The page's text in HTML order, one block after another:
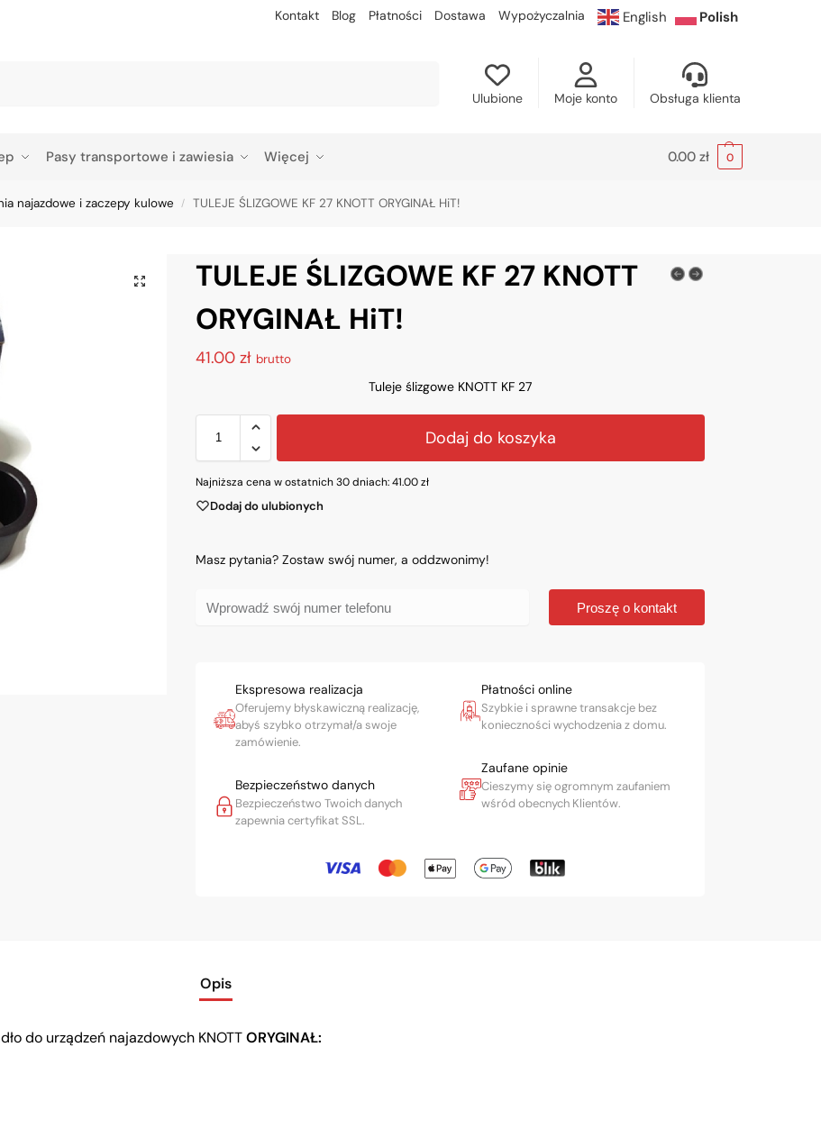
Kontakt Blog Płatności Dostawa Wypożyczalnia English Polish
Ulubione Moje konto Obsługa klienta
Pasy transportowe i zawiesia Więcej 0.00 zł 0
najazdowe i zaczepy kulowe / TULEJE ŚLIZGOWE KF 27 KNOTT ORYGINAŁ HiT!
TULEJE ŚLIZGOWE KF 27 KNOTT
ORYGINAŁ HiT!
41.00zł brutto
Tuleje ślizgowe KNOTT KF 27
Dodaj do koszyka
Najniższa cena w ostatnich 30 dniach:41.00zł
Dodaj do ulubionych
Masz pytania? Zostaw swój numer, a oddzwonimy!
Proszę o kontakt
Ekspresowa realizacja
Oferujemy błyskawiczną realizację,
abyś szybko otrzymał/a swoje
zamówienie.
Bezpieczeństwo danych
Bezpieczeństwo Twoich danych
zapewnia certyfikat SSL.
Płatności online
Szybkie i sprawne transakcje bez
konieczności wychodzenia z domu.
Zaufane opinie
Cieszymy się ogromnym zaufaniem
wśród obecnych Klientów.
Opis
do urządzeń najazdowych KNOTTORYGINAŁ: